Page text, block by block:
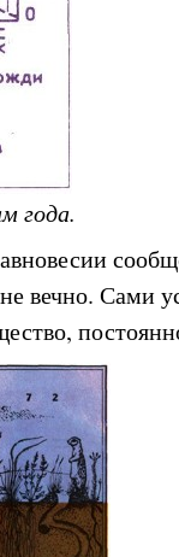
года.
вечно. Сами